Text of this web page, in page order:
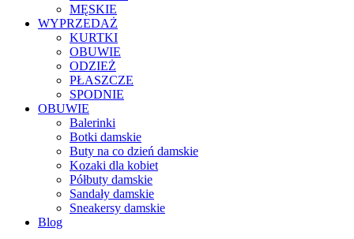
MĘSKIE
WYPRZEDAŻ
KURTKI
OBUWIE
ODZIEŻ
PŁASZCZE
SPODNIE
OBUWIE
Balerinki
Botki damskie
Buty na co dzień damskie
Kozaki dla kobiet
Półbuty damskie
Sandały damskie
Sneakersy damskie
Blog